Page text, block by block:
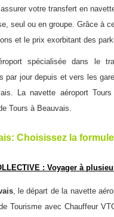
votre transfert en
seul ou en groupe. Grâce à
et le prix exorbitant des
spécialisée dans le
par jour depuis et vers les
. La navette aéroport
Tours à Beauvais.
Choisissez la
: Voyager à
, le départ de la navette
Tourisme avec Chauffeur